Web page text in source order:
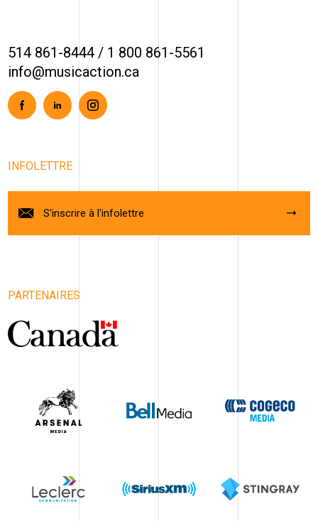
514 861-8444 / 1 800 861-5561
info@musicaction.ca
FacebookLinkedinInstagram
INFOLETTRE
S'inscrire à l'infolettre
PARTENAIRES